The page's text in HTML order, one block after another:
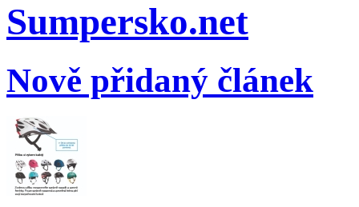
Sumpersko.net
Nově přidaný článek